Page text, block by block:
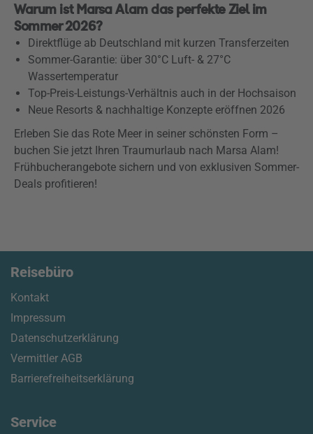
Warum ist Marsa Alam das perfekte Ziel im
Sommer 2026?
Direktflüge ab Deutschland mit kurzen Transferzeiten
Sommer-Garantie: über 30°C Luft- & 27°C
Wassertemperatur
Top-Preis-Leistungs-Verhältnis auch in der Hochsaison
Neue Resorts & nachhaltige Konzepte eröffnen 2026
Erleben Sie das Rote Meer in seiner schönsten Form –
buchen Sie jetzt Ihren Traumurlaub nach Marsa Alam!
Frühbucherangebote sichern und von exklusiven Sommer-
Deals profitieren!
Reisebüro
Kontakt
Impressum
Datenschutzerklärung
Vermittler AGB
Barrierefreiheitserklärung
Service